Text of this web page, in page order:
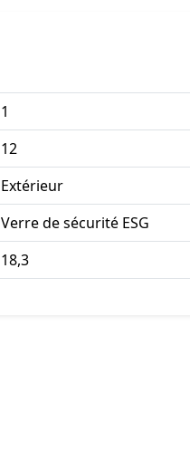
1
12
Extérieur
Verre de sécurité ESG
18,3